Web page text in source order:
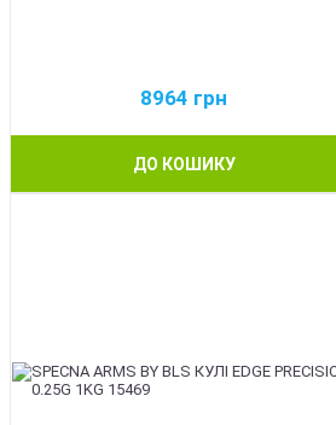
8964 грн
ДО КОШИКУ